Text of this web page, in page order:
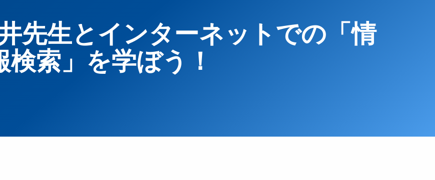
先生とインターネットでの「情
検索」を学ぼう！